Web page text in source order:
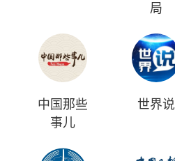
局
中国那些
事儿
世界说